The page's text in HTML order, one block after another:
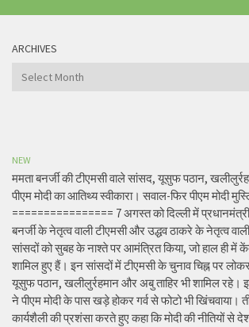
ARCHIVES
Archives
NEW
ममता बनर्जी की टीएमसी वाले सांसद, यूसुफ पठान,
पीएम मोदी का आतिथ्य स्वीकारा। सवाल-फिर पीएम मोदी
================ 7 अगस्त को दिल्ली में
बनर्जी के नेतृत्व वाली टीएमसी और उद्धव ठाकरे के नेतृत्व
सांसदों को सुबह के नाश्ते पर आमंत्रित किया, जो हाल ही में
शामिल हुए हैं। इन सांसदों में टीएमसी के चुनाव चिह्न पर
यूसुफ पठान, खलीलुर्रहमान और अबु ताहिर भी शामिल रहे।
ने पीएम मोदी के पास खड़े होकर गर्व से फोटो भी खिंचवाया।
कार्यशैली की प्रशंसा करते हुए कहा कि मोदी की नीतियों से